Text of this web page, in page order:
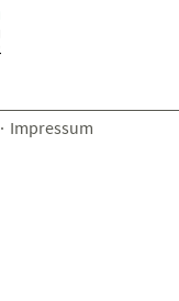
· Impressum